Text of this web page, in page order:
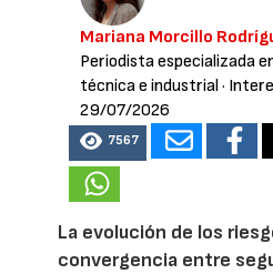
Mariana Morcillo
Periodista especializada
técnica e industrial·
29/07/2026
7567
La evolución de los
convergencia entre